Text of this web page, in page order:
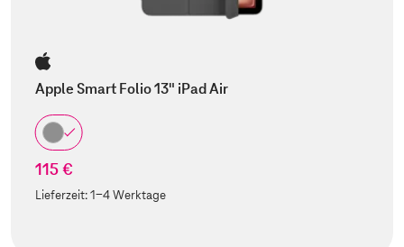
Apple Smart Folio 13" iPad Air
115 €
Lieferzeit:1-4 Werktage